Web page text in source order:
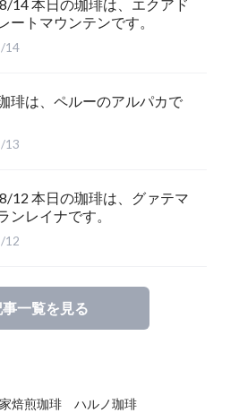
14 本日の珈琲は、エクアド
ートマウンテンです。
14
琲は、ペルーのアルパカで
13
12 本日の珈琲は、グァテマ
ンレイナです。
12
一覧を見る
焙煎珈琲 ハルノ珈琲